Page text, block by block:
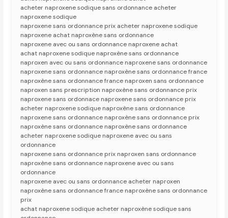
acheter naproxene sodique sans ordonnance acheter
naproxene sodique
naproxene sans ordonnance prix acheter naproxene sodique
naproxene achat naproxène sans ordonnance
naproxene avec ou sans ordonnance naproxene achat
achat naproxene sodique naproxène sans ordonnance
naproxen avec ou sans ordonnance naproxene sans ordonnance
naproxene sans ordonnance naproxène sans ordonnance france
naproxène sans ordonnance france naproxen sans ordonnance
naproxen sans prescription naproxène sans ordonnance prix
naproxene sans ordonnace naproxene sans ordonnance prix
acheter naproxene sodique naproxène sans ordonnance
naproxene sans ordonnance naproxène sans ordonnance prix
naproxène sans ordonnance naproxène sans ordonnance
acheter naproxene sodique naproxene avec ou sans
ordonnance
naproxene sans ordonnance prix naproxen sans ordonnance
naproxène sans ordonnance naproxene avec ou sans
ordonnance
naproxene avec ou sans ordonnance acheter naproxen
naproxène sans ordonnance france naproxène sans ordonnance
prix
achat naproxene sodique acheter naproxène sodique sans